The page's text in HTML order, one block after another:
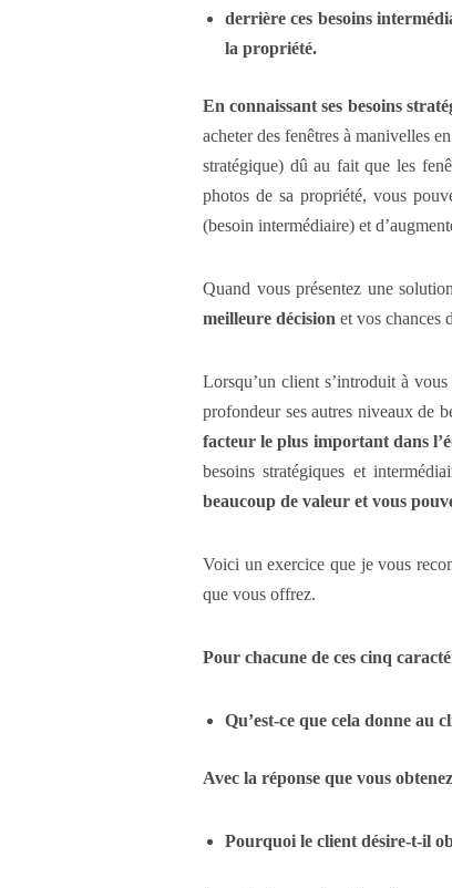
derrière ces besoins
la propriété.
En connaissant ses besoins
acheter des fenêtres à manivelles
stratégique) dû au fait que les
photos de sa propriété, vous
(besoin intermédiaire) et
Quand vous présentez une
meilleure décision et vos chances
Lorsqu’un client s’introduit à
profondeur ses autres niveaux de
facteur le plus important dans
besoins stratégiques et
beaucoup de valeur et vous
Voici un exercice que je vous
que vous offrez.
Pour chacune de ces cinq
Qu’est-ce que cela donne au
Avec la réponse que vous
Pourquoi le client désire-t-il